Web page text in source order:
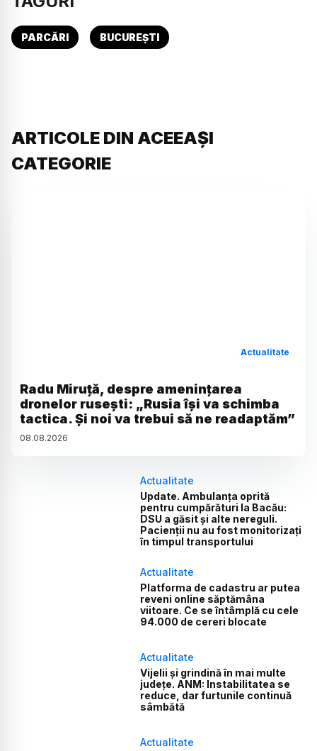
PARCĂRI BUCUREȘTI
ARTICOLE DIN ACEEAȘI
CATEGORIE
Actualitate
Radu Miruță, despre amenințarea
dronelor rusești: „Rusia își va schimba
tactica. Și noi va trebui să ne readaptăm”
08.08.2026
Actualitate
Update. Ambulanța oprită
pentru cumpărături la Bacău:
DSU a găsit și alte nereguli.
Pacienții nu au fost monitorizați
în timpul transportului
Actualitate
Platforma de cadastru ar putea
reveni online săptămâna
viitoare. Ce se întâmplă cu cele
94.000 de cereri blocate
Actualitate
Vijelii și grindină în mai multe
județe. ANM: Instabilitatea se
reduce, dar furtunile continuă
sâmbătă
Actualitate